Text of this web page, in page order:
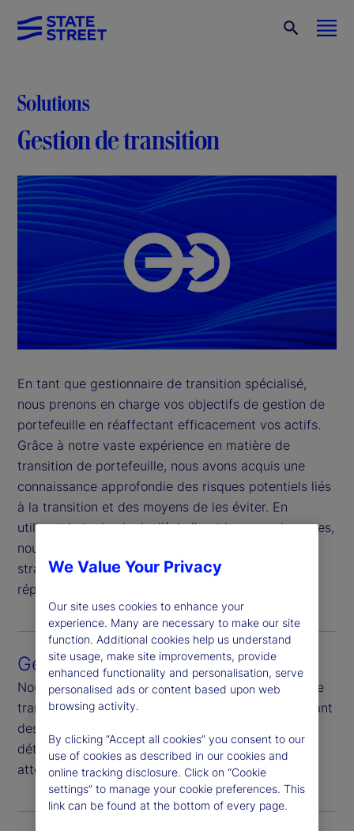
Solutions
Gestion de transition
En tant que gestionnaire de transition spécialisé,
nous prenons en charge vos objectifs de gestion de
portefeuille en réaffectant efficacement vos actifs.
Grâce à notre vaste expérience en matière de
transition de portefeuille, nous avons acquis une
connaissance approfondie des risques potentiels liés
à la transition et des moyens de les éviter. En
utilisant la technologie, l’échelle et les connaissances,
nous travaillons avec vous pour développer une
stratégie de transition réalisable qui vous aide à
répondre à vos objectifs de croissance.
Gestion du risque
Nous vous soutenons avant, pendant et après votre
transition en élaborant une stratégie et en effectuant
des recherches fondées sur des données afin de
déterminer la mise en œuvre optimale pour une
atténuation globale des risques.
We Value Your Privacy
Our site uses cookies to enhance your
experience. Many are necessary to make our site
function. Additional cookies help us understand
site usage, make site improvements, provide
enhanced functionality and personalisation, serve
personalised ads or content based upon web
browsing activity.
By clicking “Accept all cookies” you consent to our
use of cookies as described in our cookies and
online tracking disclosure. Click on “Cookie
settings” to manage your cookie preferences. This
link can be found at the bottom of every page.